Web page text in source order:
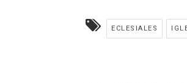
ECLESIALES